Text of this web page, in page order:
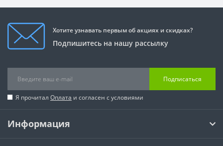
Хотите узнавать первым об акциях и скидках?
Подпишитесь на нашу рассылку
Подписаться
Я прочитал Оплата и согласен с условиями
Информация